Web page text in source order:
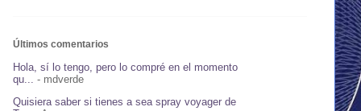
Últimos comentarios
Hola, sí lo tengo, pero lo compré en el momento
qu...
- mdverde
Quisiera saber si tienes a sea spray voyager de